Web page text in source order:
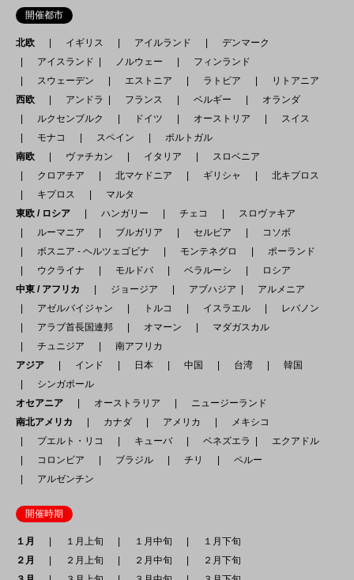
開催都市
北欧 イギリス アイルランド
デンマーク
アイスランド
ノルウェー
フィンランド
スウェーデン
エストニア ラトビア
リトアニア
西欧
アンドラ フランス ベルギー
オランダ
ルクセンブルク
ドイツ オーストリア
スイス
モナコ
スペイン
ポルトガル
南欧
ヴァチカン イタリア
スロベニア
クロアチア
北マケドニア ギリシャ
北キプロス
キプロス
マルタ
東欧 / ロシア
ハンガリー チェコ
スロヴァキア
ルーマニア
ブルガリア セルビア
コソボ
ボスニア - ヘルツェゴビナ
モンテネグロ
ポーランド
ウクライナ
モルドバ ベラルーシ
ロシア
中東 / アフリカ
ジョージア アブハジア
アルメニア
アゼルバイジャン
トルコ イスラエル
レバノン
アラブ首長国連邦
オマーン
マダガスカル
チュニジア
南アフリカ
アジア
インド 日本 中国 台湾
韓国
シンガポール
オセアニア
オーストラリア
ニュージーランド
南北アメリカ
カナダ アメリカ
メキシコ
プエルト・リコ
キューバ ベネズエラ
エクアドル
コロンビア
ブラジル チリ
ペルー
アルゼンチン
開催時期
１月 １月上旬 １月中旬
１月下旬
２月
２月上旬 ２月中旬
２月下旬